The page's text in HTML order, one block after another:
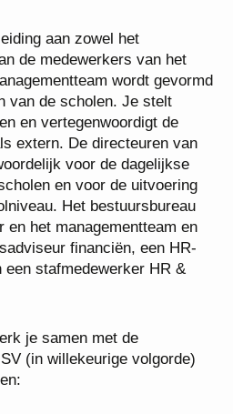
aan zowel het
de medewerkers van het
wordt gevormd
van de scholen. Je stelt
en vertegenwoordigt de
extern. De directeuren van
voor de dagelijkse
en voor de uitvoering
Het bestuursbureau
en het managementteam en
financiën, een HR-
een stafmedewerker HR &
je samen met de
(in willekeurige volgorde)